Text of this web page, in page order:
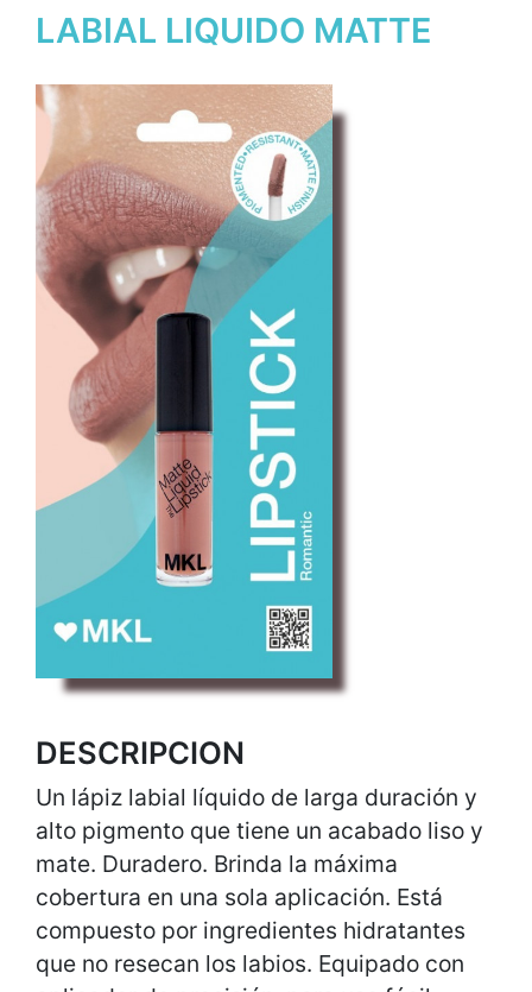
LABIAL LIQUIDO MATTE
DESCRIPCION
Un lápiz labial líquido de larga duración y
alto pigmento que tiene un acabado liso y
mate. Duradero. Brinda la máxima
cobertura en una sola aplicación. Está
compuesto por ingredientes hidratantes
que no resecan los labios. Equipado con